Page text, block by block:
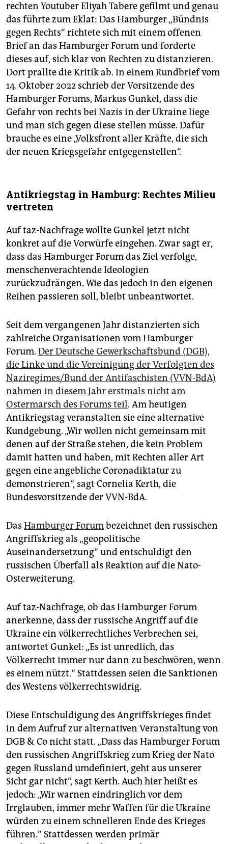
rechten Youtuber Eliyah Tabere gefilmt und genau
das führte zum Eklat: Das Hamburger „Bündnis
gegen Rechts“ richtete sich mit einem offenen
Brief an das Hamburger Forum und forderte
dieses auf, sich klar von Rechten zu distanzieren.
Dort prallte die Kritik ab. In einem Rundbrief vom
14. Oktober 2022 schrieb der Vorsitzende des
Hamburger Forums, Markus Gunkel, dass die
Gefahr von rechts bei Nazis in der Ukraine liege
und man sich gegen diese stellen müsse. Dafür
brauche es eine „Volksfront aller Kräfte, die sich
der neuen Kriegsgefahr entgegenstellen“.
Antikriegstag in Hamburg: Rechtes Milieu
vertreten
Auf taz-Nachfrage wollte Gunkel jetzt nicht
konkret auf die Vorwürfe eingehen. Zwar sagt er,
dass das Hamburger Forum das Ziel verfolge,
menschenverachtende Ideologien
zurückzudrängen. Wie das jedoch in den eigenen
Reihen passieren soll, bleibt unbeantwortet.
Seit dem vergangenen Jahr ­distanzierten sich
zahlreiche Organisationen vom Hamburger
Forum. Der Deutsche Gewerkschaftsbund (DGB),
die Linke und die Vereinigung der Verfolgten des
Naziregimes/Bund der Antifaschisten (VVN-BdA)
nahmen in diesem Jahr erstmals nicht am
Ostermarsch des Forums teil. Am heutigen
Antikriegstag veranstalten sie eine alternative
Kundgebung. „Wir wollen nicht gemeinsam mit
denen auf der Straße stehen, die kein Problem
damit hatten und haben, mit Rechten aller Art
gegen eine angebliche Coronadiktatur zu
demonstrieren“, sagt Cornelia Kerth, die
Bundesvorsitzende der VVN-BdA.
Das Hamburger Forumbezeichnet den russischen
Angriffskrieg als „geopolitische
Auseinandersetzung“ und entschuldigt den
russischen Überfall als Reaktion auf die Nato-
Osterweiterung.
Auf taz-Nachfrage, ob das Hamburger Forum
anerkenne, dass der russische Angriff auf die
Ukraine ein völkerrechtliches Verbrechen sei,
antwortet Gunkel: „Es ist unredlich, das
Völkerrecht immer nur dann zu beschwören, wenn
es einem nützt.“ Stattdessen seien die Sanktionen
des Westens völkerrechtswidrig.
Diese Entschuldigung des Angriffskrieges findet
in dem Aufruf zur alternativen Veranstaltung von
DGB & Co nicht statt. „Dass das Hamburger Forum
den russischen Angriffskrieg zum Krieg der Nato
gegen Russland umdefiniert, geht aus unserer
Sicht gar nicht“, sagt Kerth. Auch hier heißt es
jedoch: „Wir warnen eindringlich vor dem
Irrglauben, immer mehr Waffen für die Ukraine
würden zu einem schnelleren Ende des Krieges
führen.“ Stattdessen werden primär